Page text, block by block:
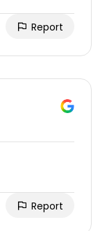
Report
Report